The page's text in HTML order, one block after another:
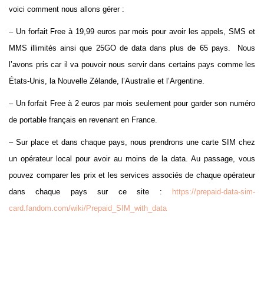
voici comment nous allons gérer :
– Un forfait Free à 19,99 euros par mois pour avoir les appels, SMS et
MMS illimités ainsi que 25GO de data dans plus de 65 pays. Nous
l’avons pris car il va pouvoir nous servir dans certains pays comme les
États-Unis, la Nouvelle Zélande, l’Australie et l’Argentine.
– Un forfait Free à 2 euros par mois seulement pour garder son numéro
de portable français en revenant en France.
– Sur place et dans chaque pays, nous prendrons une carte SIM chez
un opérateur local pour avoir au moins de la data. Au passage, vous
pouvez comparer les prix et les services associés de chaque opérateur
dans chaque pays sur ce site : https://prepaid-data-sim-
card.fandom.com/wiki/Prepaid_SIM_with_data